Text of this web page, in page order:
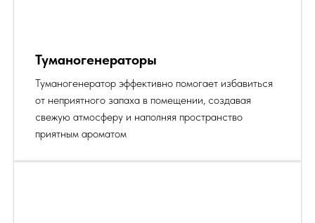
Туманогенераторы
Туманогенератор эффективно помогает избавиться
от неприятного запаха в помещении, создавая
свежую атмосферу и наполняя пространство
приятным ароматом